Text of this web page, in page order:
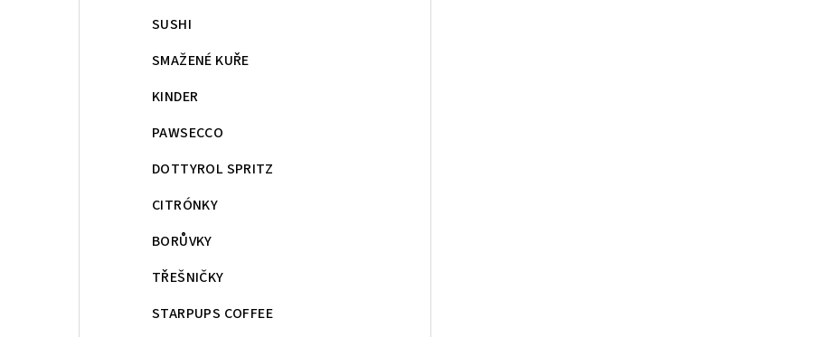
SUSHI
SMAŽENÉ KUŘE
KINDER
PAWSECCO
DOTTYROL SPRITZ
CITRÓNKY
BORŮVKY
TŘEŠNIČKY
STARPUPS COFFEE